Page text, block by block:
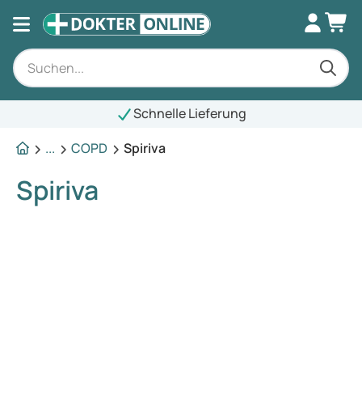
Schnelle Lieferung
...
COPD Spiriva
Spiriva